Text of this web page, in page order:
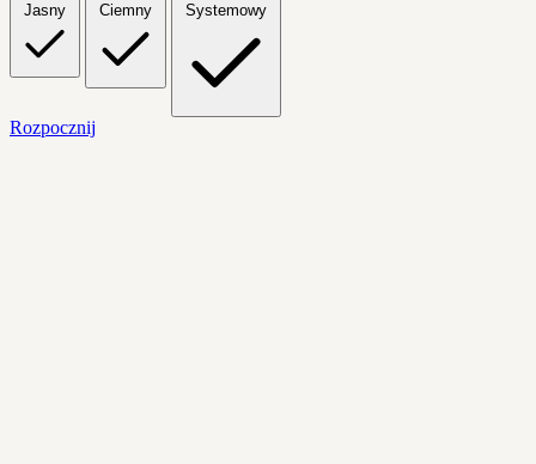
Jasny Ciemny Systemowy
Rozpocznij